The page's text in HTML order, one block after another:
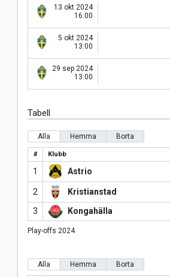
13 okt 2024
16:00
5 okt 2024
13:00
29 sep 2024
13:00
Tabell
Alla Hemma Borta
# Klubb
1 Astrio
2 Kristianstad
3 Kongahälla
Play-offs 2024
Alla Hemma Borta